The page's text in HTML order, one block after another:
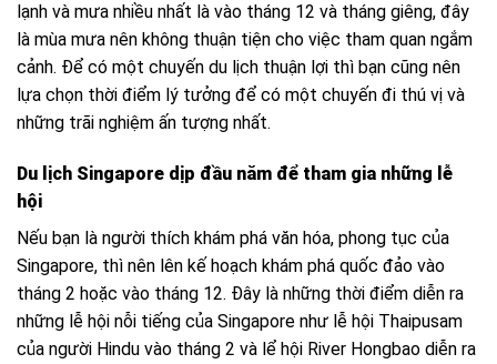
lạnh và mưa nhiều nhất là vào tháng 12 và tháng giêng, đây
là mùa mưa nên không thuận tiện cho việc tham quan ngắm
cảnh. Để có một chuyến du lịch thuận lợi thì bạn cũng nên
lựa chọn thời điểm lý tưởng để có một chuyến đi thú vị và
những trãi nghiệm ấn tượng nhất.
Du lịch Singapore dịp đầu năm để tham gia những lễ
hội
Nếu bạn là người thích khám phá văn hóa, phong tục của
Singapore, thì nên lên kế hoạch khám phá quốc đảo vào
tháng 2 hoặc vào tháng 12. Đây là những thời điểm diễn ra
những lễ hội nỗi tiếng của Singapore như lễ hội Thaipusam
của người Hindu vào tháng 2 và lể hội River Hongbao diễn ra